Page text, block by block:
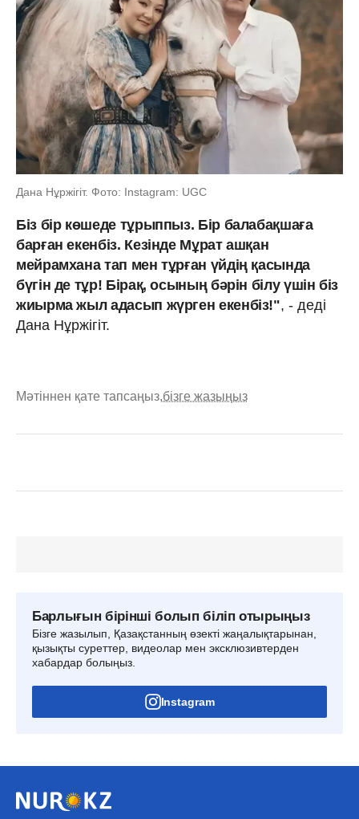
Дана Нұржігіт. Фото: Instagram: UGC
Біз бір көшеде тұрыппыз. Бір балабақшаға
барған екенбіз. Кезінде Мұрат ашқан
мейрамxана тап мен тұрған үйдің қасында
бүгін де тұр! Бірақ, осының бәрін білу үшін біз
жиырма жыл адасып жүрген екенбіз!", - деді
Дана Нұржігіт.
Мәтіннен қате тапсаңыз,бізге жазыңыз
Барлығын бірінші болып біліп отырыңыз
Бізге жазылып, Қазақстанның өзекті жаңалықтарынан,
қызықты суреттер, видеолар мен эксклюзивтерден
хабардар болыңыз.
Instagram